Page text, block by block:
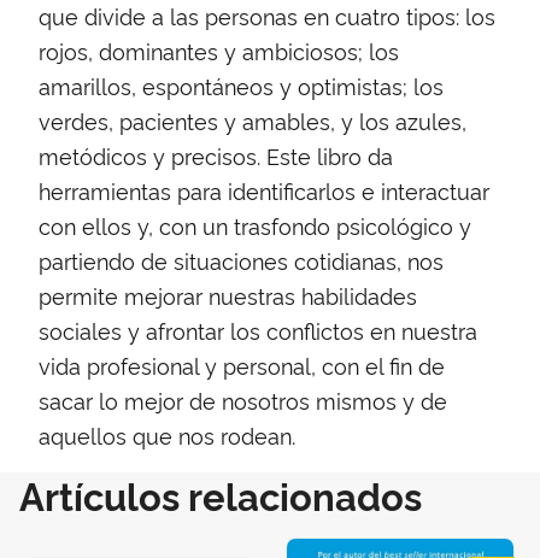
que divide a las personas en cuatro tipos: los
rojos, dominantes y ambiciosos; los
amarillos, espontáneos y optimistas; los
verdes, pacientes y amables, y los azules,
metódicos y precisos. Este libro da
herramientas para identificarlos e interactuar
con ellos y, con un trasfondo psicológico y
partiendo de situaciones cotidianas, nos
permite mejorar nuestras habilidades
sociales y afrontar los conflictos en nuestra
vida profesional y personal, con el fin de
sacar lo mejor de nosotros mismos y de
aquellos que nos rodean.
Artículos relacionados